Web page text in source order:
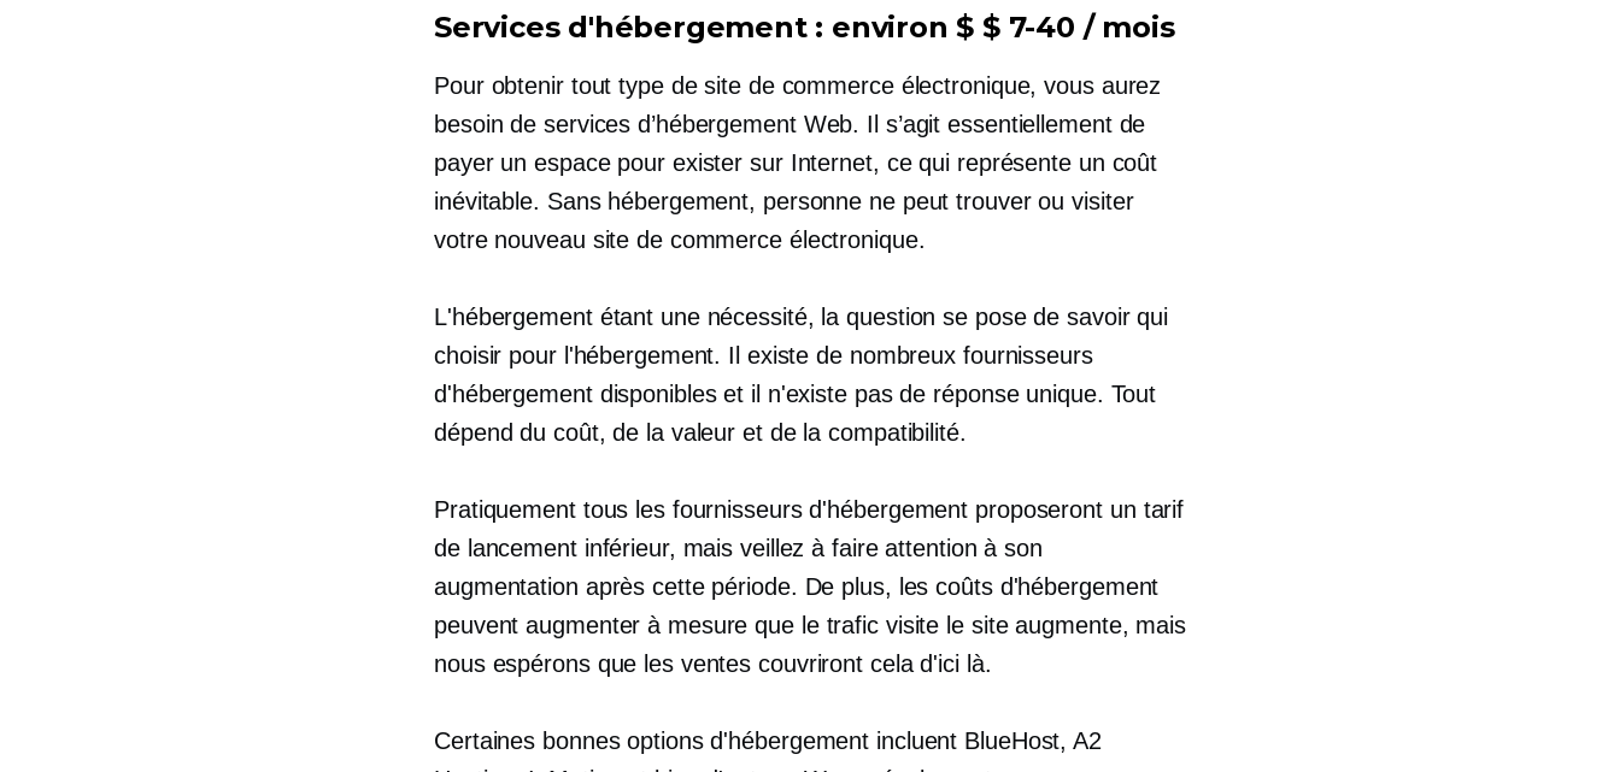
Services d'hébergement : environ$ $ 7-40 / mois
Pour obtenir tout type de site de commerce électronique, vous aurez
besoin de services d’hébergement Web. Il s’agit essentiellement de
payer un espace pour exister sur Internet, ce qui représente un coût
inévitable. Sans hébergement, personne ne peut trouver ou visiter
votre nouveau site de commerce électronique.
L'hébergement étant une nécessité, la question se pose de savoir qui
choisir pour l'hébergement. Il existe de nombreux fournisseurs
d'hébergement disponibles et il n'existe pas de réponse unique. Tout
dépend du coût, de la valeur et de la compatibilité.
Pratiquement tous les fournisseurs d'hébergement proposeront un tarif
de lancement inférieur, mais veillez à faire attention à son
augmentation après cette période. De plus, les coûts d'hébergement
peuvent augmenter à mesure que le trafic visite le site augmente, mais
nous espérons que les ventes couvriront cela d'ici là.
Certaines bonnes options d'hébergement incluent BlueHost, A2